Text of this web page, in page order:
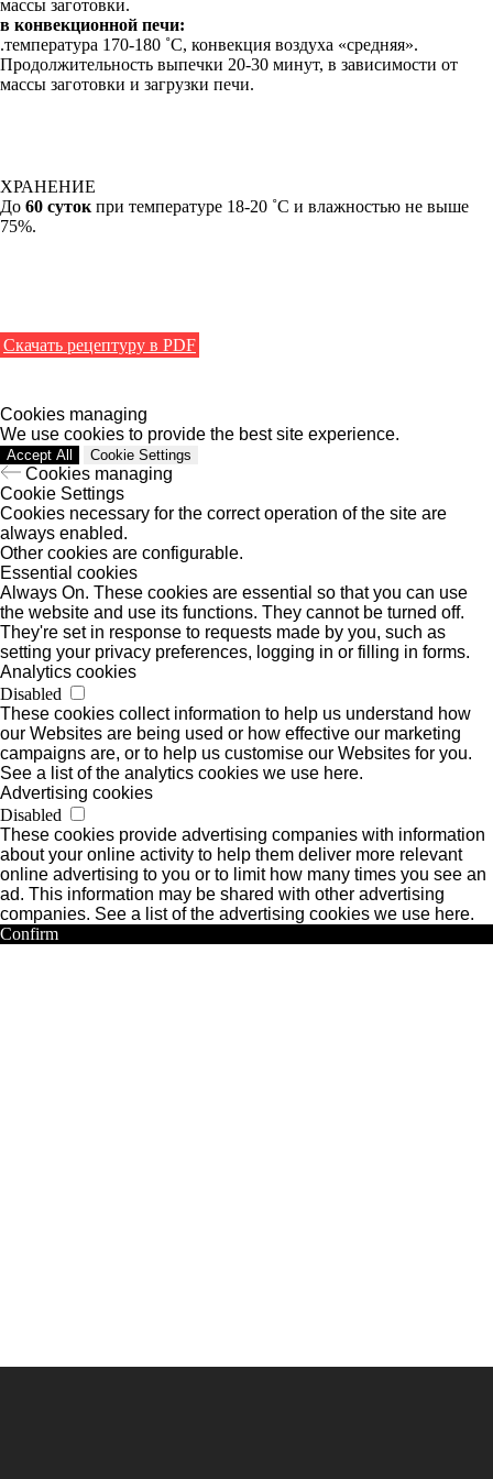
массы заготовки.
в конвекционной печи:
.температура 170-180 ˚С, конвекция воздуха «средняя».
Продолжительность выпечки 20-30 минут, в зависимости от
массы заготовки и загрузки печи.
ХРАНЕНИЕ
До 60 суток при температуре 18-20 ˚С и влажностью не выше
75%.
Скачать рецептуру в PDF
Cookies managing
We use cookies to provide the best site experience.
Accept All Cookie Settings
Cookies managing
Cookie Settings
Cookies necessary for the correct operation of the site are
always enabled.
Other cookies are configurable.
Essential cookies
Always On. These cookies are essential so that you can use
the website and use its functions. They cannot be turned off.
They're set in response to requests made by you, such as
setting your privacy preferences, logging in or filling in forms.
Analytics cookies
Disabled
These cookies collect information to help us understand how
our Websites are being used or how effective our marketing
campaigns are, or to help us customise our Websites for you.
See a list of the analytics cookies we use here.
Advertising cookies
Disabled
These cookies provide advertising companies with information
about your online activity to help them deliver more relevant
online advertising to you or to limit how many times you see an
ad. This information may be shared with other advertising
companies. See a list of the advertising cookies we use here.
Confirm